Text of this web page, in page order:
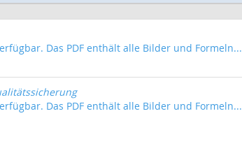
Das PDF enthält alle Bilder und Formeln...
Das PDF enthält alle Bilder und Formeln...